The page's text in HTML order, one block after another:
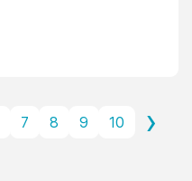
7 8 9 10 ›